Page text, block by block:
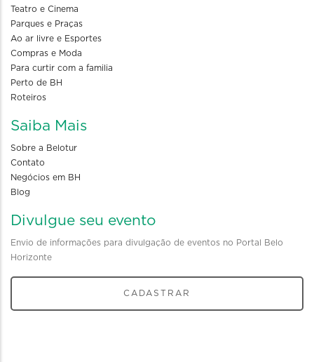
Teatro e Cinema
Parques e Praças
Ao ar livre e Esportes
Compras e Moda
Para curtir com a familia
Perto de BH
Roteiros
Saiba Mais
Sobre a Belotur
Contato
Negócios em BH
Blog
Divulgue seu evento
Envio de informações para divulgação de eventos no Portal Belo
Horizonte
CADASTRAR